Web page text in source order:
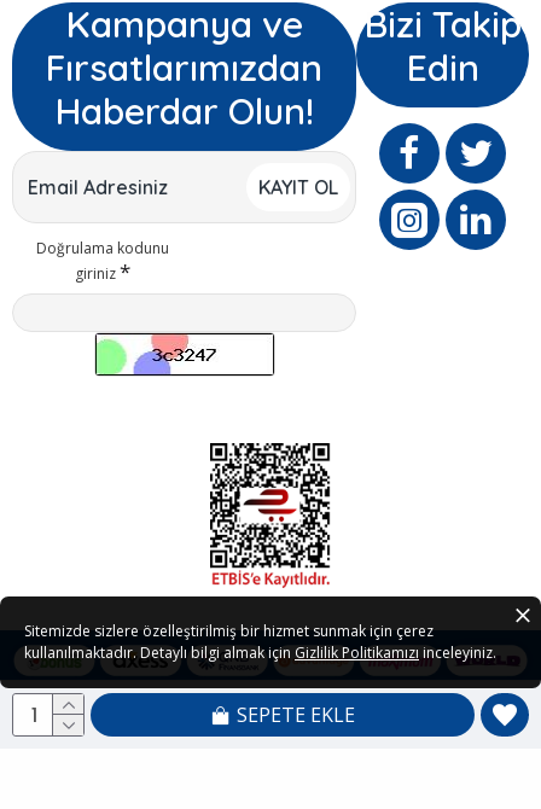
SEPETE EKLE
Kampanya ve
Fırsatlarımızdan
Haberdar Olun!
KAYIT OL
Doğrulama kodunu
giriniz
Bizi Takip
Edin
Copyright © 2021 - 2026 Petedor.com Tüm Hakları Saklıdır
Sitemizde sizlere özelleştirilmiş bir hizmet sunmak için çerez
kullanılmaktadır. Detaylı bilgi almak için Gizlilik Politikamızı inceleyiniz.